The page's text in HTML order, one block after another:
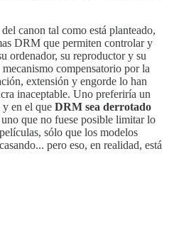
canon tal como está planteado,
DRM que permiten controlar y
ordenador, su reproductor y su
compensatorio por la
extensión y engorde lo han
inaceptable. Uno preferiría un
en el que DRM sea derrotado
que no fuese posible limitar lo
sólo que los modelos
pero eso, en realidad, está